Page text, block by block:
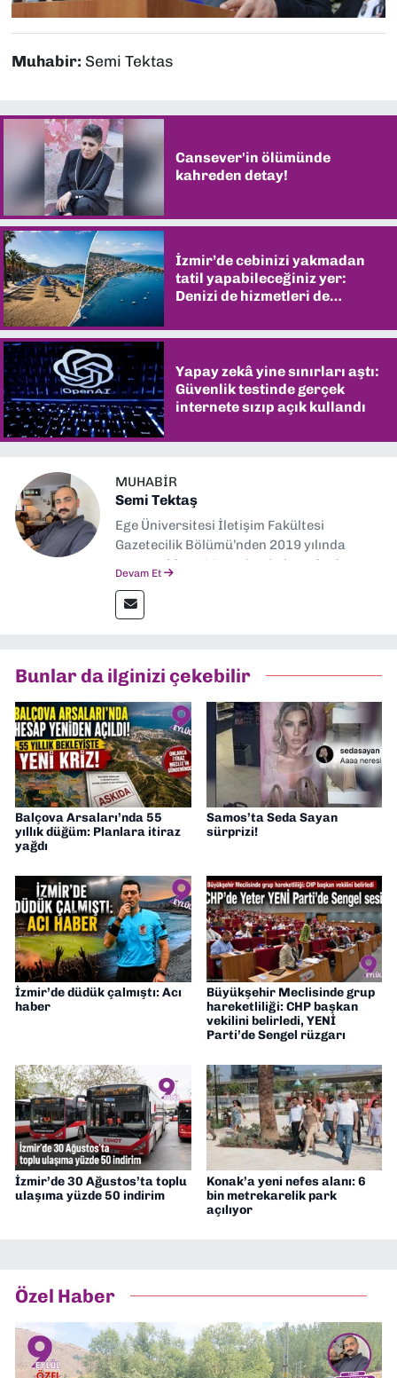
Muhabir: Semi Tektas
Cansever'in ölümünde
kahreden detay!
İzmir’de cebinizi yakmadan
tatil yapabileceğiniz yer:
Denizi de hizmetleri de
Yapay zekâ yine sınırları aştı:
Güvenlik testinde gerçek
internete sızıp açık kullandı
MUHABIR
Semi Tektaş
Ege Üniversitesi İletişim Fakültesi
Gazetecilik Bölümü’nden 2019 yılında
mezun oldum. Mezuniyetimin ardından
Gazetesi gibi yayınlarda görev alarak
gazetecilik kariyerime başladım. Şubat
muhabirliği yapıyorum.
Devam Et
Bunlar da ilginizi çekebilir
Balçova Arsaları’nda 55
yıllık düğüm: Planlara itiraz
yağdı
Samos’ta Seda Sayan
sürprizi!
İzmir’de düdük çalmıştı: Acı
haber
Büyükşehir Meclisinde grup
hareketliliği: CHP başkan
vekilini belirledi, YENİ
Parti’de Sengel rüzgarı
İzmir’de 30 Ağustos’ta toplu
ulaşıma yüzde 50 indirim
Konak’a yeni nefes alanı: 6
bin metrekarelik park
açılıyor
Özel Haber